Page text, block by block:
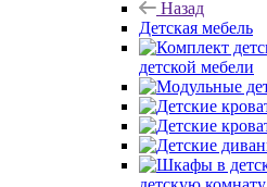
Назад
Детская мебель
детской мебели